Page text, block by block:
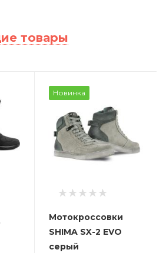
товары
Новинка
Мотокроссовки
SHIMA SX-2 EVO
серый